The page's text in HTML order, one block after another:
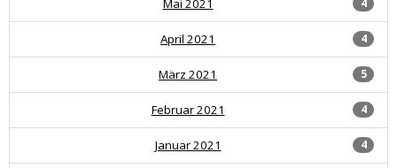
Mai 2021
4
April 2021
5
März 2021
4
Februar 2021
4
Januar 2021